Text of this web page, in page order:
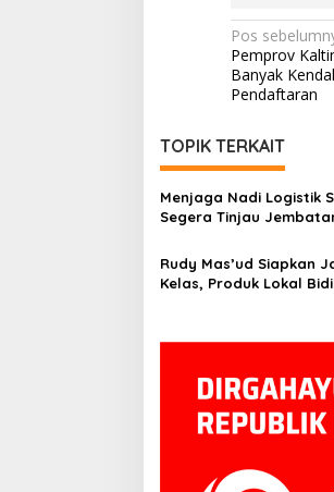
pos
Pos
Pemprov
Banyak
Pendaftaran
TOPIK TERKAIT
Menjaga Nadi Logistik
Segera Tinjau
Rudy Mas’ud Siapkan
Kelas, Produk Lokal